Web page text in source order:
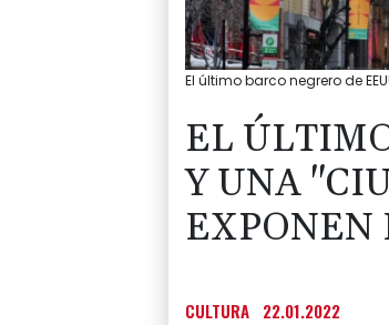
El último barco negrero de
EL
Y UNA
EXPONEN
CULTURA 22.01.2022